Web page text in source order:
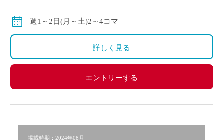
週1～2日(月～土)2～4コマ
詳しく見る
エントリーする
掲載時期：2024年08月